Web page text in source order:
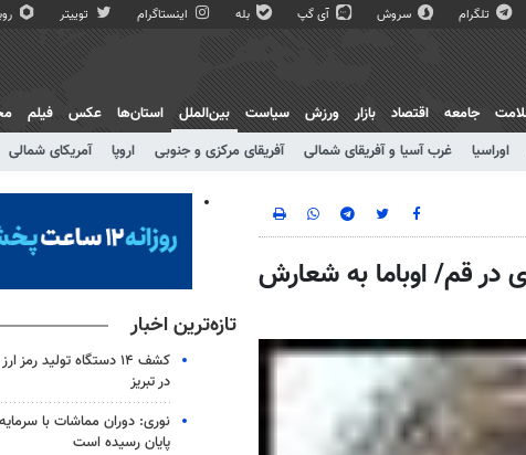
تلگرام سروش آی گپ بله اینستاگرام توییتر
جامعه اقتصاد بازار ورزش سیاست
بین‌الملل
اوراسیا غرب آسیا و آفریقای شمالی آفریقای مرکزی و جنوبی اروپا آمریکای شمالی
استان‌ها عکس فیلم
در قم/ اوباما به شعارش
تازه‌ترین اخبار
کشف ۱۴ دستگاه تولید رمز
در تبریز
نوری: دوران مماشات با
پایان رسیده است